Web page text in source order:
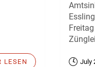
LESEN July